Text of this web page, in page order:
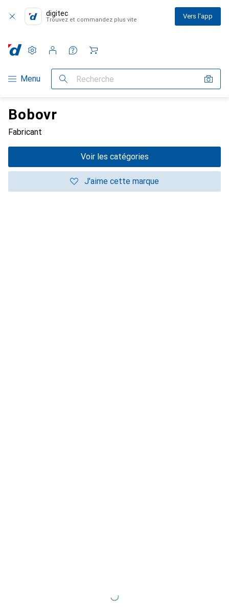
digitec
Trouvez et commandez plus vite Vers l'app
Navigation par catégorie
Menu Recherche
Paramètres
Compte client
Listes de comparaison
Listes d'envies
Panier
Bobovr
Fabricant
Voir les catégories
J'aime cette marque